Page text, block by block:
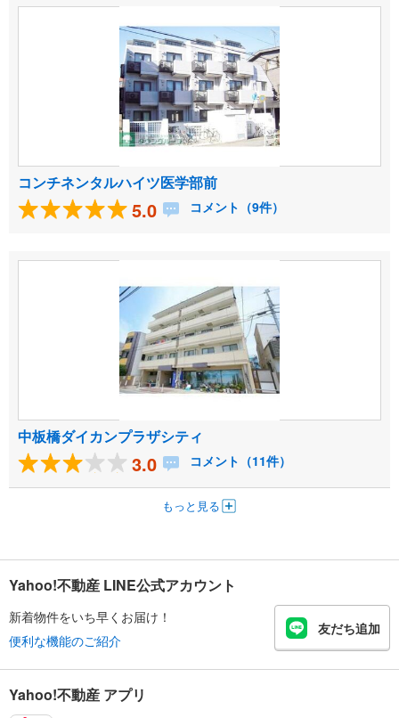
コンチネンタルハイツ医学部前
5.0 コメント（9件）
中板橋ダイカンプラザシティ
3.0 コメント（11件）
もっと見る
Yahoo!不動産 LINE公式アカウント
新着物件をいち早くお届け！
便利な機能のご紹介
友だち追加
Yahoo!不動産 アプリ